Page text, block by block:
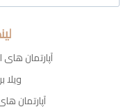
آپارتمان
آپارتمان